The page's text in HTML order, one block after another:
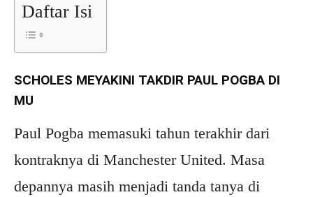
Daftar Isi
SCHOLES MEYAKINI TAKDIR PAUL POGBA DI
MU
Paul Pogba memasuki tahun terakhir dari
kontraknya di Manchester United. Masa
depannya masih menjadi tanda tanya di